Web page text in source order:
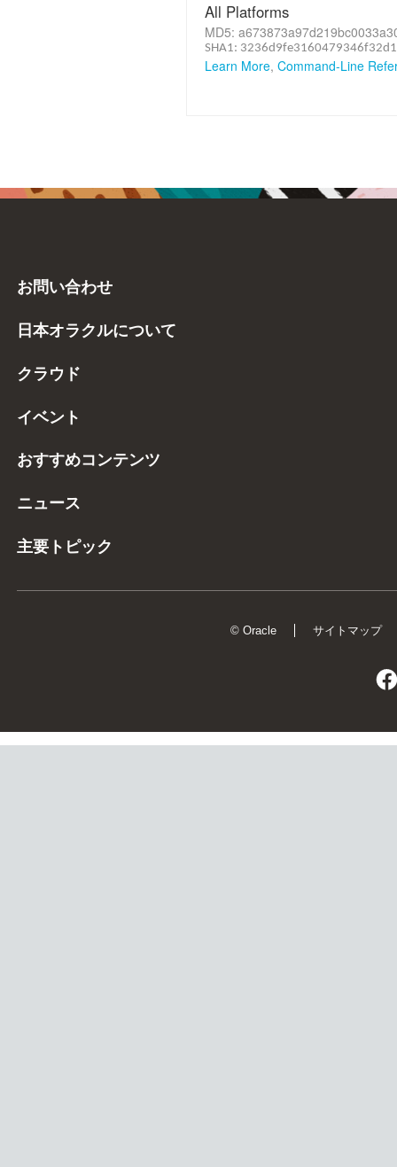
All Platforms
MD5:
SHA1:
Learn More, Command-Line
お問い合わせ
日本オラクルについて
クラウド
イベント
おすすめコンテンツ
ニュース
主要トピック
© Oracle サイトマップ